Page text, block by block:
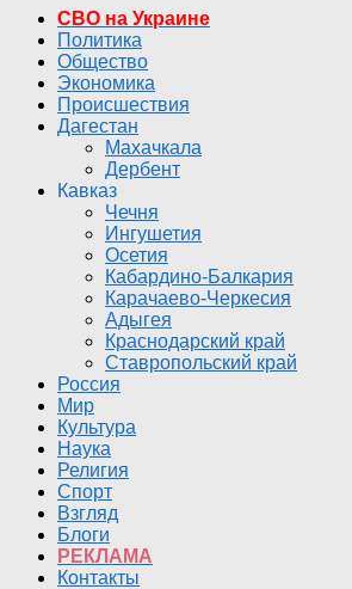
СВО на Украине
Политика
Общество
Экономика
Происшествия
Дагестан
Махачкала
Дербент
Кавказ
Чечня
Ингушетия
Осетия
Кабардино-Балкария
Карачаево-Черкесия
Адыгея
Краснодарский край
Ставропольский край
Россия
Мир
Культура
Наука
Религия
Спорт
Взгляд
Блоги
РЕКЛАМА
Контакты